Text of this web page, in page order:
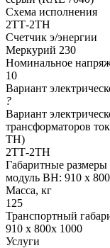
Схема исполнения
2ТТ-2ТН
Счетчик э/энергии
Меркурий 230
Номинальное
10
Вариант
?
Вариант
трансформаторов
ТН)
2ТТ-2ТН
Габаритные
модуль ВН: 910 х
Масса, кг
125
Транспортный
910 х 800х 1000
Услуги